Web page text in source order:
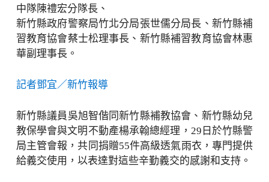
中隊陳禮宏分隊長、
新竹縣政府警察局竹北分局張世儒分局長、新竹縣補
習教育協會蔡士松理事長、新竹縣補習教育協會林惠
華副理事長。
記者鄧宜／新竹報導
新竹縣議員吳旭智偕同新竹縣補教協會、新竹縣幼兒
教保學會與文明不動產楊承翰總經理，29日於竹縣警
局主管會報，共同捐贈55件高級透氣雨衣，專門提供
給義交使用，以表達對這些辛勤義交的感謝和支持。